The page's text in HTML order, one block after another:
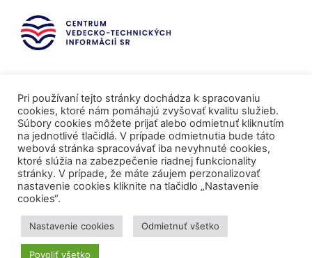
Mediálni partneri
Pri používaní tejto stránky dochádza k spracovaniu
cookies, ktoré nám pomáhajú zvyšovať kvalitu služieb.
Súbory cookies môžete prijať alebo odmietnuť kliknutím
na jednotlivé tlačidlá. V prípade odmietnutia bude táto
webová stránka spracovávať iba nevyhnuté cookies,
ktoré slúžia na zabezpečenie riadnej funkcionality
stránky. V prípade, že máte záujem perzonalizovať
nastavenie cookies kliknite na tlačidlo „Nastavenie
cookies“.
Nastavenie cookies Odmietnuť všetko
Povoliť všetko